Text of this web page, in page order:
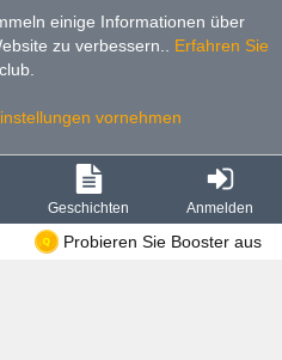
einige Informationen über
zu verbessern.
Erfahren Sie
vornehmen
Geschichten Anmelden
Probieren Sie Booster aus